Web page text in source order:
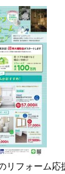
リフォーム応